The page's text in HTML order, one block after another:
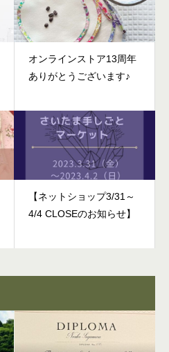
オンラインストア13周年
ありがとうございます♪
【ネットショップ3/31～
4/4 CLOSEのお知らせ】